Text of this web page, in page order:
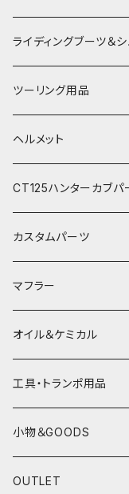
アルパインスターズ
アライヘルメット
SHOEI
OGKカブト
HJC
春夏ライディングパン
秋冬ライディングジャケ
電熱ウェア
秋冬ライディングパンツ
秋冬防寒インナーウェ
レザーウェア
プロテクター＆小物
電熱ウェア
インナーウェア
グローブ
オールシーズングロー
メッシュグローブ
秋冬防風防寒グローブ
電熱グローブ
ライディングブーツ＆
ライディングブーツ
ライディングシューズ
ツーリング用品
ヘルメット
フルフェイスヘルメット
オープンフェイスヘルメ
パーツ&小物
CT125ハンターカブパ
カスタムパーツ
HONDA
YAMAHA
SUZUKI
KAWASAKI
外装パーツ
マフラー
HONDA
YAMAHA
SUZUKI
KAWASAKI
オイル＆ケミカル
工具・トランポ用品
充電器
小物＆GOODS
OUTLET